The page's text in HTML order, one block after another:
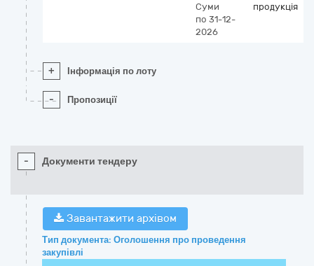
Суми
по 31-12-
2026
продукція
+ Інформація по лоту
- Пропозиції
- Документи тендеру
Завантажити архівом
Тип документа: Оголошення про проведення
закупівлі